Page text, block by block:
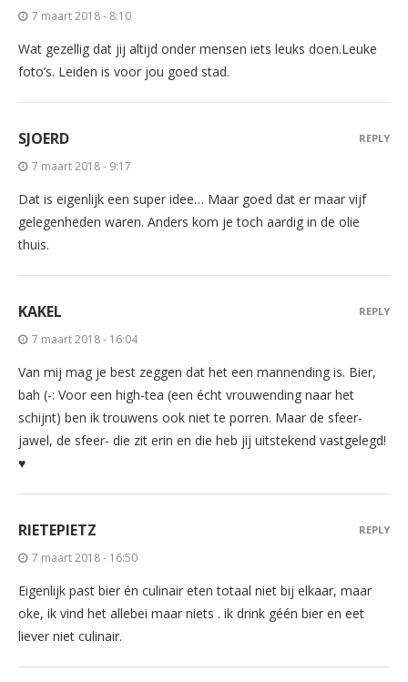
7 maart 2018 - 8:10
Wat gezellig dat jij altijd onder mensen iets leuks doen.Leuke
foto’s. Leiden is voor jou goed stad.
SJOERD
7 maart 2018 - 9:17
Dat is eigenlijk een super idee… Maar goed dat er maar vijf
gelegenheden waren. Anders kom je toch aardig in de olie
thuis.
REPLY
KAKEL
7 maart 2018 - 16:04
Van mij mag je best zeggen dat het een mannending is. Bier,
bah (-: Voor een high-tea (een écht vrouwending naar het
schijnt) ben ik trouwens ook niet te porren. Maar de sfeer-
jawel, de sfeer- die zit erin en die heb jij uitstekend vastgelegd!
♥
REPLY
RIETEPIETZ
7 maart 2018 - 16:50
Eigenlijk past bier én culinair eten totaal niet bij elkaar, maar
oke, ik vind het allebei maar niets . ik drink géén bier en eet
liever niet culinair.
REPLY